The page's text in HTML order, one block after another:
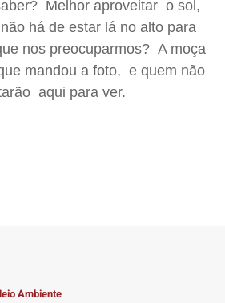
Melhor aproveitar o sol,
há de estar lá no alto para
nos preocuparmos? A moça
mandou a foto, e quem não
aqui para ver.
Ambiente